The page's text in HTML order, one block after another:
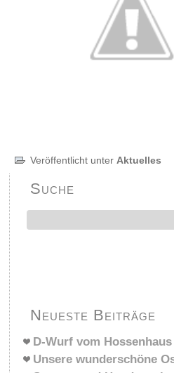
Veröffentlicht unter Aktuelles
Suche
Neueste Beiträge
D-Wurf vom
Unsere wunderschöne